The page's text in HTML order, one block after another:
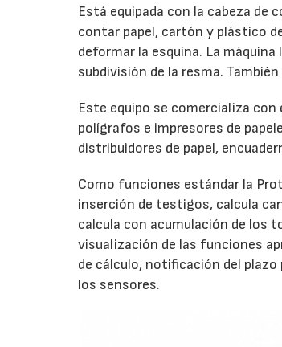
Está equipada con la cabeza
contar papel, cartón y plástico
deformar la esquina. La
subdivisión de la resma.
Este equipo se comercializa
polígrafos e impresores de
distribuidores de papel,
Como funciones estándar la
inserción de testigos, calcula
calcula con acumulación de los
visualización de las funciones
de cálculo, notificación del
los sensores.